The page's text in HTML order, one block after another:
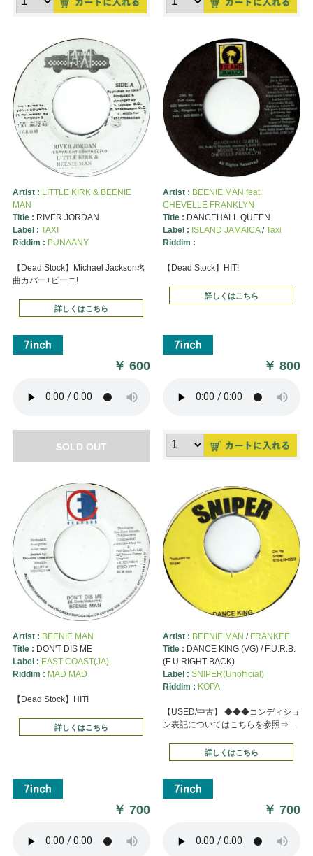
Artist : LITTLE KIRK & BEENIE
MAN
Title : RIVER JORDAN
Label : TAXI
Riddim : PUNAANY
【Dead Stock】Michael Jackson名
曲カバー+ビーニ!
詳しくはこちら
￥600
SOLD OUT
Artist : BEENIE MAN feat.
CHEVELLE FRANKLYN
Title : DANCEHALL QUEEN
Label : ISLAND JAMAICA/Taxi
Riddim :
【Dead Stock】HIT!
詳しくはこちら
￥800
Artist : BEENIE MAN
Title : DON'T DIS ME
Label : EAST COAST(JA)
Riddim : MAD MAD
【Dead Stock】HIT!
詳しくはこちら
￥700
Artist : BEENIE MAN / FRANKEE
Title : DANCE KING (VG) / F.U.R.B.
(F U RIGHT BACK)
Label : SNIPER(Unofficial)
Riddim : KOPA
【USED/中古】 ◆◆◆コンディショ
ン表記についてはこちらを参照⇒ ...
詳しくはこちら
￥700